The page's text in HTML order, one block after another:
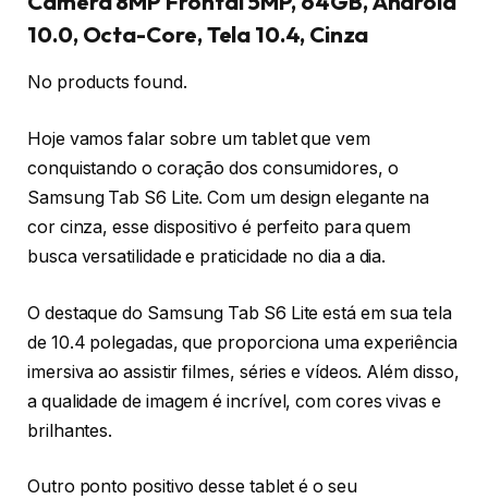
10.0, Octa-Core, Tela 10.4, Cinza
No products found.
Hoje vamos falar sobre um tablet que vem
conquistando o coração dos consumidores, o
Samsung Tab S6 Lite. Com um design elegante na
cor cinza, esse dispositivo é perfeito para quem
busca versatilidade e praticidade no dia a dia.
O destaque do Samsung Tab S6 Lite está em sua tela
de 10.4 polegadas, que proporciona uma experiência
imersiva ao assistir filmes, séries e vídeos. Além disso,
a qualidade de imagem é incrível, com cores vivas e
brilhantes.
Outro ponto positivo desse tablet é o seu